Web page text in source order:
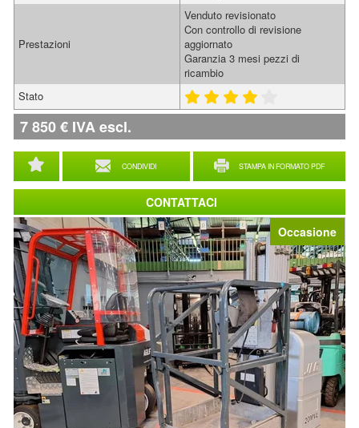
Occasione
CONDIVIDI STAMPA IN FORMATO PDF
Prestazioni
Venduto revisionato
Con controllo di revisione
aggiornato
Garanzia 3 mesi pezzi di
ricambio
Stato
7 850€ IVA escl.
CONTATTACI